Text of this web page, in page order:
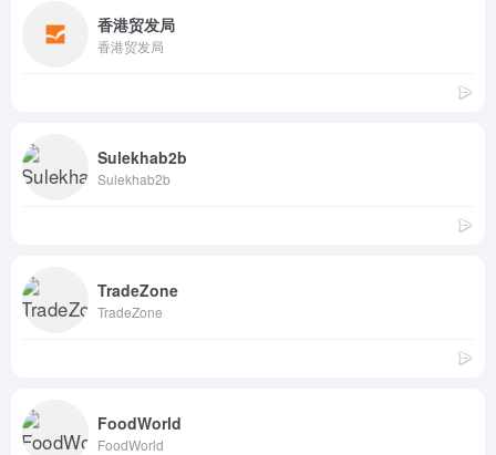
香港贸发局
香港贸发局
Sulekhab2b
Sulekhab2b
TradeZone
TradeZone
FoodWorld
FoodWorld